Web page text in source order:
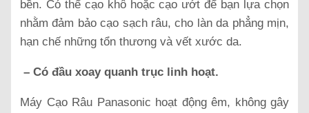
bền. Có thể cạo khô hoặc cạo ướt để bạn lựa chọn
nhằm đảm bảo cạo sạch râu, cho làn da phẳng mịn,
hạn chế những tổn thương và vết xước da.
– Có đầu xoay quanh trục linh hoạt.
Máy Cạo Râu Panasonic hoạt động êm, không gây